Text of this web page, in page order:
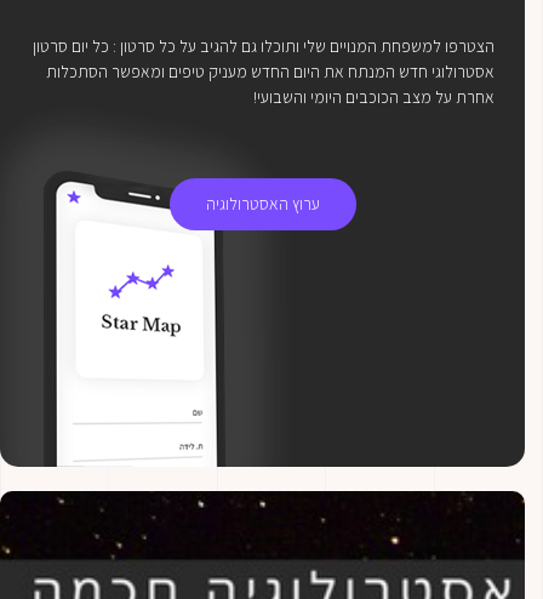
הצטרפו למשפחת המנויים שלי ותוכלו גם להגיב על כל סרטון : כל יום סרטון
אסטרולוגי חדש המנתח את היום החדש מעניק טיפים ומאפשר הסתכלות
אחרת על מצב הכוכבים היומי והשבועי!
ערוץ האסטרולוגיה